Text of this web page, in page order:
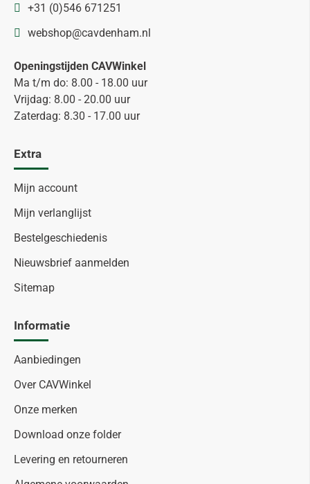
+31 (0)546 671251
webshop@cavdenham.nl
Openingstijden CAVWinkel
Ma t/m do: 8.00 - 18.00 uur
Vrijdag: 8.00 - 20.00 uur
Zaterdag: 8.30 - 17.00 uur
Extra
Mijn account
Mijn verlanglijst
Bestelgeschiedenis
Nieuwsbrief aanmelden
Sitemap
Informatie
Aanbiedingen
Over CAVWinkel
Onze merken
Download onze folder
Levering en retourneren